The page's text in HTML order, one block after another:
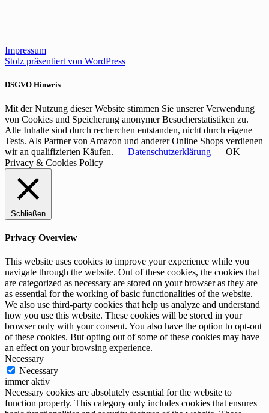
Impressum
Stolz präsentiert von WordPress
DSGVO Hinweis
Mit der Nutzung dieser Website stimmen Sie unserer Verwendung
von Cookies und Speicherung anonymer Besucherstatistiken zu.
Alle Inhalte sind durch recherchen entstanden, nicht durch eigene
Tests. Als Partner von Amazon und anderer Online Shops verdienen
wir an qualifizierten Käufen.
Datenschutzerklärung
OK
Privacy & Cookies Policy
Schließen
Privacy Overview
This website uses cookies to improve your experience while you
navigate through the website. Out of these cookies, the cookies that
are categorized as necessary are stored on your browser as they are
as essential for the working of basic functionalities of the website.
We also use third-party cookies that help us analyze and understand
how you use this website. These cookies will be stored in your
browser only with your consent. You also have the option to opt-out
of these cookies. But opting out of some of these cookies may have
an effect on your browsing experience.
Necessary
Necessary
immer aktiv
Necessary cookies are absolutely essential for the website to
function properly. This category only includes cookies that ensures